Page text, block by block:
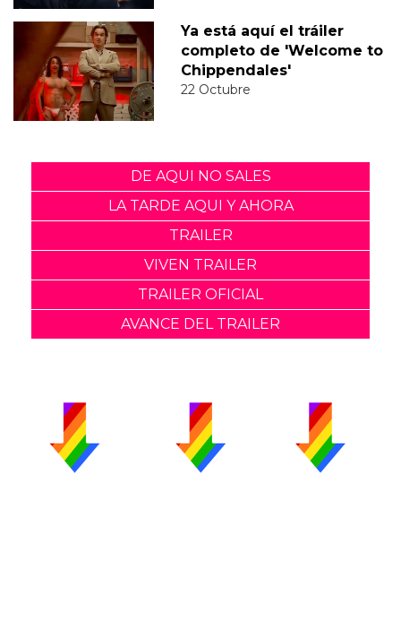
Ya está aquí el tráiler
completo de 'Welcome to
Chippendales'
22 Octubre
DE AQUI NO SALES
LA TARDE AQUI Y AHORA
TRAILER
VIVEN TRAILER
TRAILER OFICIAL
AVANCE DEL TRAILER